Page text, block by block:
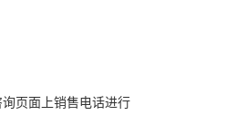
页面上销售电话进行